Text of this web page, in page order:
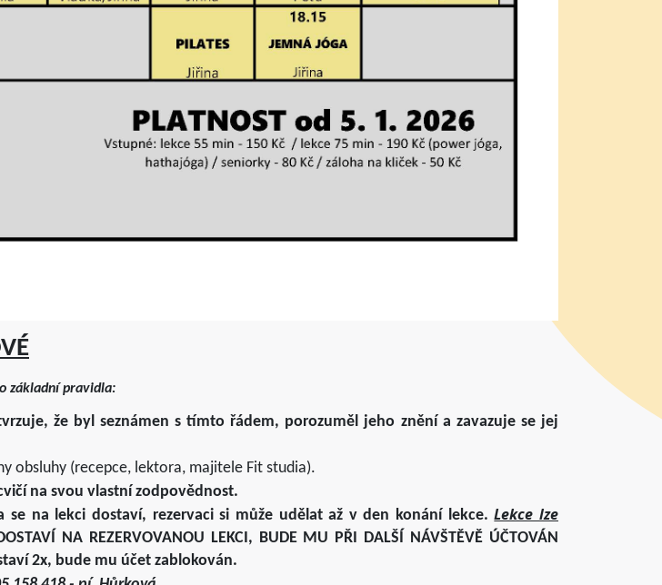
základní pravidla:
že byl seznámen s tímto řádem, porozuměl jeho znění a zavazuje se jej
obsluhy (recepce, lektora, majitele Fit studia).
na svou vlastní zodpovědnost.
se na lekci dostaví, rezervaci si může udělat až v den konání lekce.Lekce lze
NA REZERVOVANOU LEKCI, BUDE MU PŘI DALŠÍ NÁVŠTĚVĚ ÚČTOVÁN
2x, bude mu účet zablokován.